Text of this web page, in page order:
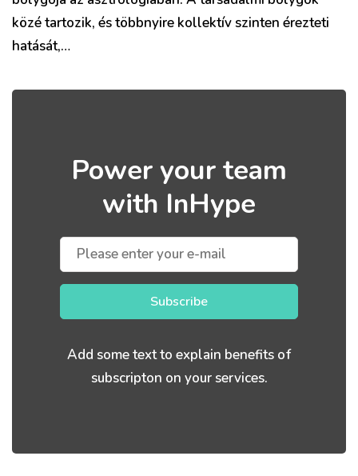
közé tartozik, és többnyire kollektív szinten érezteti
hatását,…
Power your team
with InHype
Subscribe
Add some text to explain benefits of
subscripton on your services.